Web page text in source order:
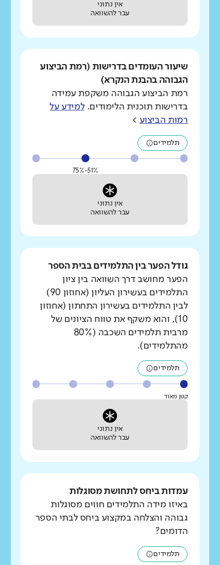
אין נתוני
עבר להשוואה
שיעור העומדים בדרישות (רמת הביצוע
הגבוהה בהבנת הנקרא)
רמת הביצוע הגבוהה משקפת עמידה
בדרישות תוכנית הלימודים.למידע על
רמות הביצוע >
תלמידים
51%-75%
אין נתוני
עבר להשוואה
גודל הפער בין התלמידים בבית הספר
הפער מחושב דרך השוואה בין ציון
התלמידים בעשירון העליון (אחוזון 90)
לבין התלמידים בעשירון התחתון (אחוזון
10), והוא משקף את טווח הציונים של
מרבית תלמידים השכבה (80%
מהתלמידים).
תלמידים
קטן מאוד
אין נתוני
עבר להשוואה
עמדות ביחס לתחושת מסוגלות
באיזו מידה התלמידים חווים מסוגלות
גבוהה והצלחה במקצוע ביחס לבתי הספר
הדומים?
תלמידים